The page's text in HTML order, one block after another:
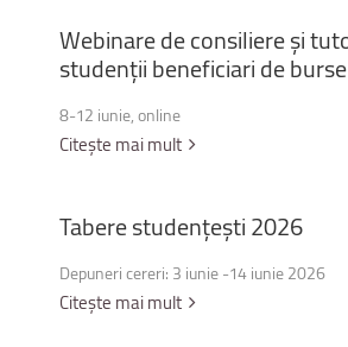
Webinaredeconsiliereși
studențiibeneficiarideburse
8-12 iunie, online
Citește mai mult
Taberestudențești2026
Depuneri cereri: 3 iunie -14 iunie 2026
Citește mai mult